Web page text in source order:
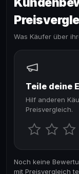
Was Käufer über
Teile deine
Hilf anderen
Preisvergleich.
Noch keine
mit Preisvergleich